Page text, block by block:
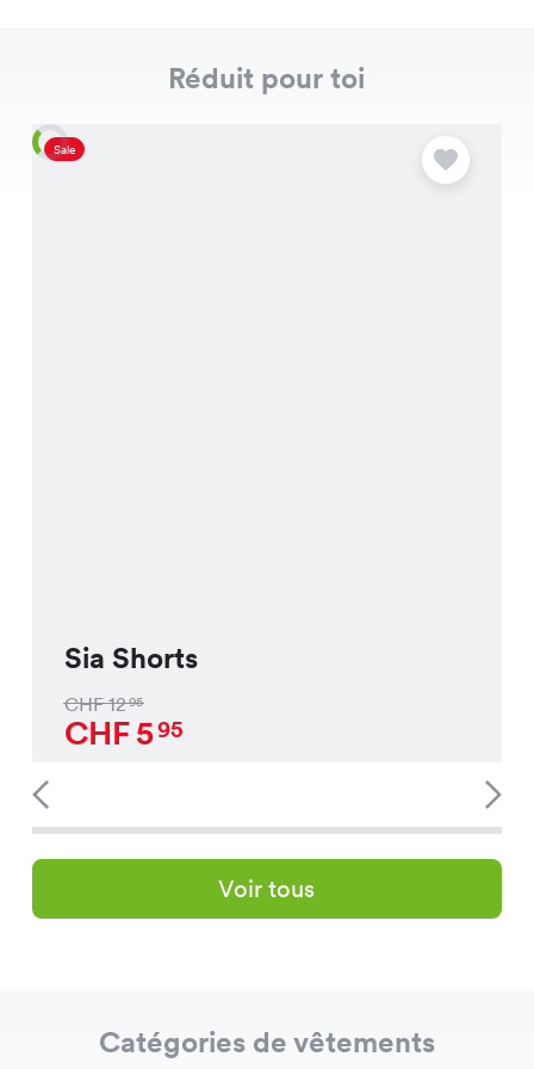
Réduit pour toi
Sale
Sia Shorts
CHF1295
CHF595
Voir tous
Catégories de vêtements